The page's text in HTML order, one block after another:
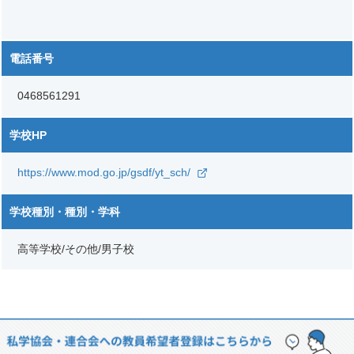
電話番号
0468561291
学校HP
https://www.mod.go.jp/gsdf/yt_sch/
学校種別・種別・学科
高等学校/その他/男子校